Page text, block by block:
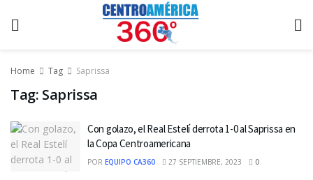
Home Tag Saprissa
Tag: Saprissa
Con golazo, el Real Estelí derrota 1-0 al Saprissa en
la Copa Centroamericana
POR EQUIPO CA360 27 SEPTIEMBRE, 2023 0